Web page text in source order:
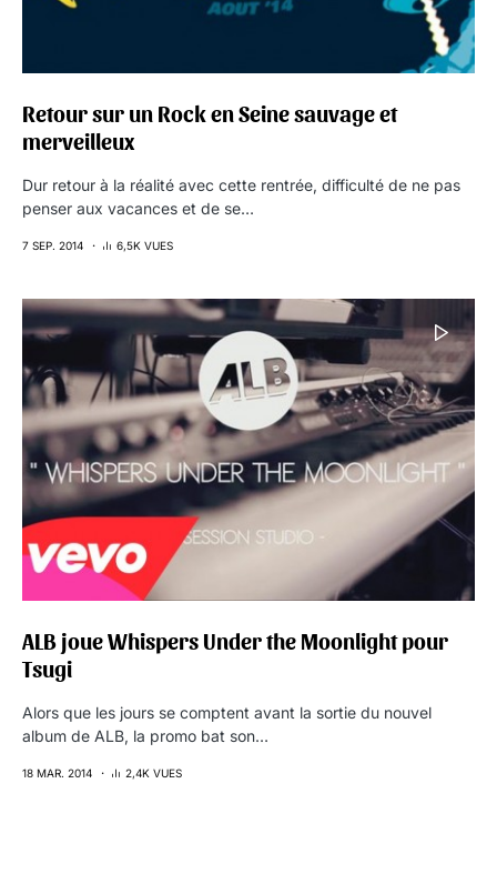
Retour sur un Rock en Seine sauvage et
merveilleux
Dur retour à la réalité avec cette rentrée, difficulté de ne pas
penser aux vacances et de se…
7 SEP. 2014 6,5K VUES
ALB joue Whispers Under the Moonlight pour
Tsugi
Alors que les jours se comptent avant la sortie du nouvel
album de ALB, la promo bat son…
18 MAR. 2014 2,4K VUES